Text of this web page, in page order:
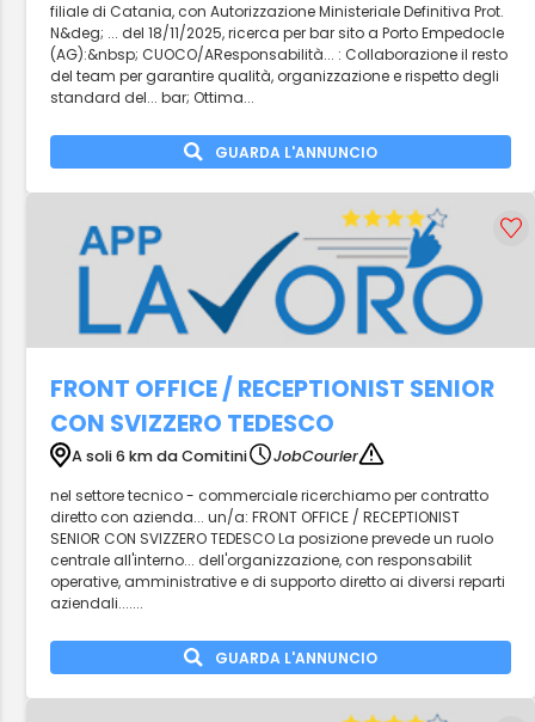
filiale di Catania, con Autorizzazione Ministeriale Definitiva Prot.
N&deg; ... del 18/11/2025, ricerca per bar sito a Porto Empedocle
(AG):&nbsp; CUOCO/AResponsabilità... : Collaborazione il resto
del team per garantire qualità, organizzazione e rispetto degli
standard del... bar; Ottima...
GUARDA L'ANNUNCIO
FRONT OFFICE / RECEPTIONIST SENIOR
CON SVIZZERO TEDESCO
A soli 6 km da Comitini
JobCourier
nel settore tecnico - commerciale ricerchiamo per contratto
diretto con azienda... un/a: FRONT OFFICE / RECEPTIONIST
SENIOR CON SVIZZERO TEDESCO La posizione prevede un ruolo
centrale all'interno... dell'organizzazione, con responsabilit
operative, amministrative e di supporto diretto ai diversi reparti
aziendali.......
GUARDA L'ANNUNCIO